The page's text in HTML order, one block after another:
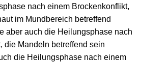
nach einem Brockenkonflikt,
im Mundbereich betreffend
aber auch die Heilungsphase nach
die Mandeln betreffend sein
die Heilungsphase nach einem